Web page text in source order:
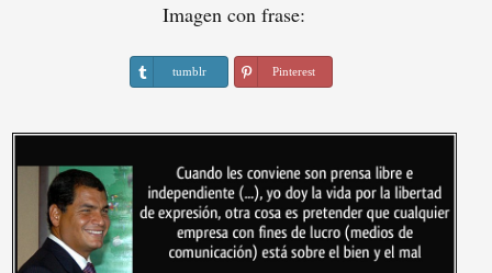
Imagen con frase:
tumblr Pinterest